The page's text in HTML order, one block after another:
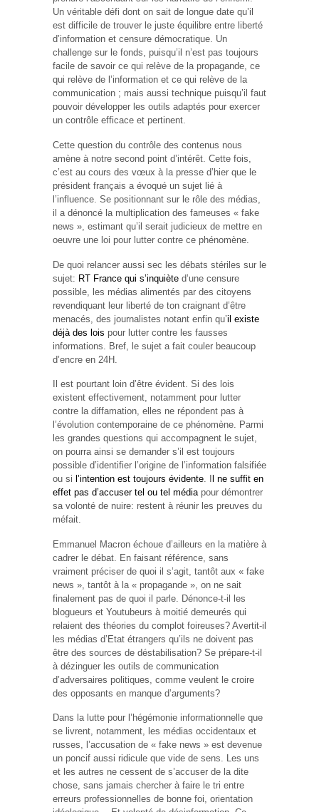
Un véritable défi dont on sait de longue date qu’il
est difficile de trouver le juste équilibre entre liberté
d’information et censure démocratique. Un
challenge sur le fonds, puisqu’il n’est pas toujours
facile de savoir ce qui relève de la propagande, ce
qui relève de l’information et ce qui relève de la
communication ; mais aussi technique puisqu’il faut
pouvoir développer les outils adaptés pour exercer
un contrôle efficace et pertinent.
Cette question du contrôle des contenus nous
amène à notre second point d’intérêt. Cette fois,
c’est au cours des vœux à la presse d’hier que le
président français a évoqué un sujet lié à
l’influence. Se positionnant sur le rôle des médias,
il a dénoncé la multiplication des fameuses « fake
news », estimant qu’il serait judicieux de mettre en
oeuvre une loi pour lutter contre ce phénomène.
De quoi relancer aussi sec les débats stériles sur le
sujet: RT France qui s’inquiète d’une censure
possible, les médias alimentés par des citoyens
revendiquant leur liberté de ton craignant d’être
menacés, des journalistes notant enfin qu’il existe
déjà des lois pour lutter contre les fausses
informations. Bref, le sujet a fait couler beaucoup
d’encre en 24H.
Il est pourtant loin d’être évident. Si des lois
existent effectivement, notamment pour lutter
contre la diffamation, elles ne répondent pas à
l’évolution contemporaine de ce phénomène. Parmi
les grandes questions qui accompagnent le sujet,
on pourra ainsi se demander s’il est toujours
possible d’identifier l’origine de l’information falsifiée
ou si l’intention est toujours évidente. I
l ne suffit en
effet pas d’accuser tel ou tel médiapour démontrer
sa volonté de nuire: restent à réunir les preuves du
méfait.
Emmanuel Macron échoue d’ailleurs en la matière à
cadrer le débat. En faisant référence, sans
vraiment préciser de quoi il s’agit, tantôt aux « fake
news », tantôt à la « propagande », on ne sait
finalement pas de quoi il parle. Dénonce-t-il les
blogueurs et Youtubeurs à moitié demeurés qui
relaient des théories du complot foireuses? Avertit-il
les médias d’Etat étrangers qu’ils ne doivent pas
être des sources de déstabilisation? Se prépare-t-il
à dézinguer les outils de communication
d’adversaires politiques, comme veulent le croire
des opposants en manque d’arguments?
Dans la lutte pour l’hégémonie informationnelle que
se livrent, notamment, les médias occidentaux et
russes, l’accusation de « fake news » est devenue
un poncif aussi ridicule que vide de sens. Les uns
et les autres ne cessent de s’accuser de la dite
chose, sans jamais chercher à faire le tri entre
erreurs professionnelles de bonne foi, orientation